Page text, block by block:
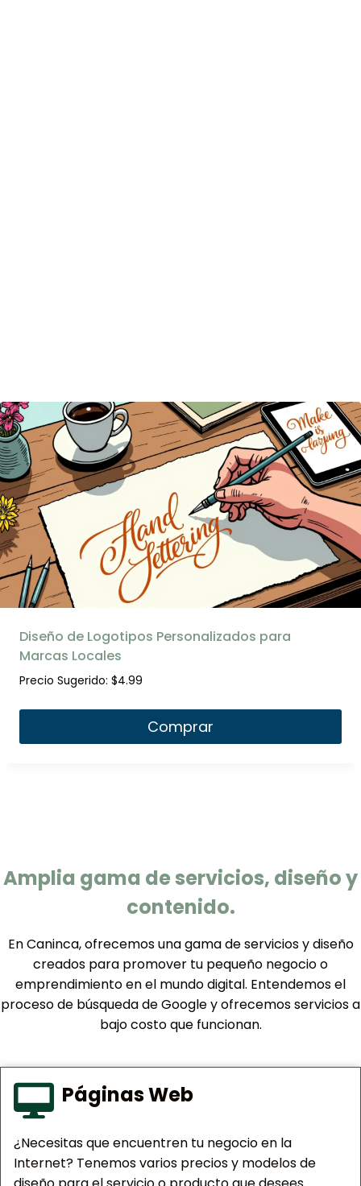
Diseño de Logotipos Personalizados para
Marcas Locales
Precio Sugerido: $4.99
Comprar
Amplia gama de servicios, diseño y
contenido.
En Caninca, ofrecemos una gama de servicios y diseño
creados para promover tu pequeño negocio o
emprendimiento en el mundo digital. Entendemos el
proceso de búsqueda de Google y ofrecemos servicios a
bajo costo que funcionan.
Páginas Web
¿Necesitas que encuentren tu negocio en la
Internet? Tenemos varios precios y modelos de